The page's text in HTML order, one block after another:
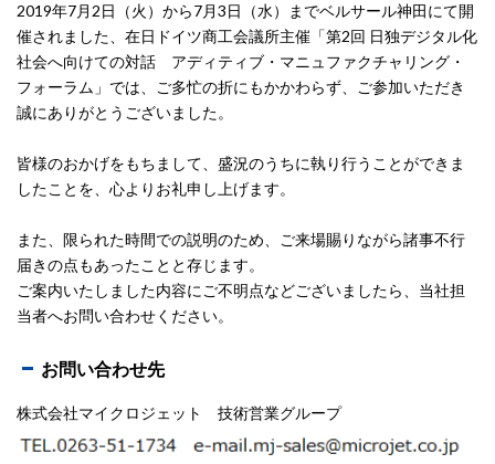
2019年7月2日（火）から7月3日（水）までベルサール神田にて開
催されました、在日ドイツ商工会議所主催「第2回 日独デジタル化
社会へ向けての対話 アディティブ・マニュファクチャリング・
フォーラム」では、ご多忙の折にもかかわらず、ご参加いただき
誠にありがとうございました。
皆様のおかげをもちまして、盛況のうちに執り行うことができま
したことを、心よりお礼申し上げます。
また、限られた時間での説明のため、ご来場賜りながら諸事不行
届きの点もあったことと存じます。
ご案内いたしました内容にご不明点などございましたら、当社担
当者へお問い合わせください。
お問い合わせ先
株式会社マイクロジェット 技術営業グループ